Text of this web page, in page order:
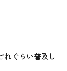
れぐらい普及し